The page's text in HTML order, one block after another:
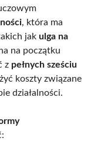
, która ma
jak ulga na
na początku
z pełnych sześciu
koszty związane
działalności.